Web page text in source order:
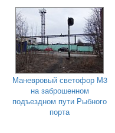
Маневровый светофор М3
на заброшенном
подъездном пути Рыбного
порта